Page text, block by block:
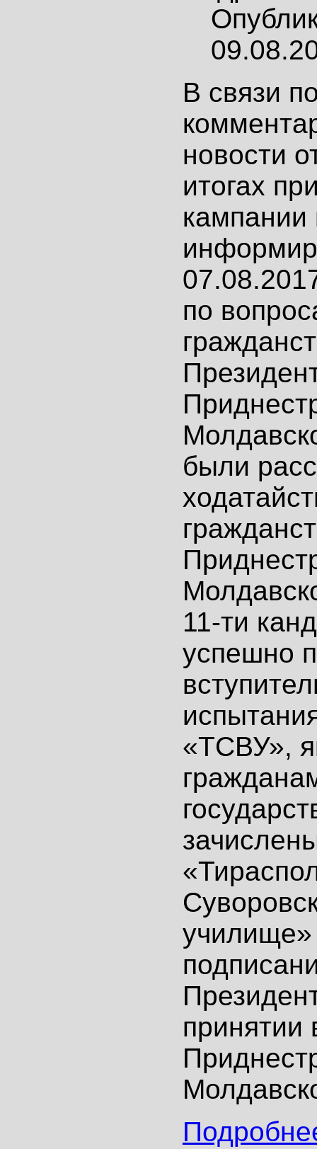
В связи
новости
итогах
по
были
11-ти
успешно
«ТСВУ»,
училище»
принятии